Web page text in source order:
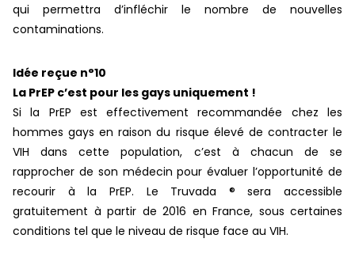
qui permettra d’infléchir le nombre de nouvelles
contaminations.
Idée reçue n°10
La PrEP c’est pour les gays uniquement !
Si la PrEP est effectivement recommandée chez les
hommes gays en raison du risque élevé de contracter le
VIH dans cette population, c’est à chacun de se
rapprocher de son médecin pour évaluer l’opportunité de
recourir à la PrEP. Le Truvada ® sera accessible
gratuitement à partir de 2016 en France, sous certaines
conditions tel que le niveau de risque face au VIH.